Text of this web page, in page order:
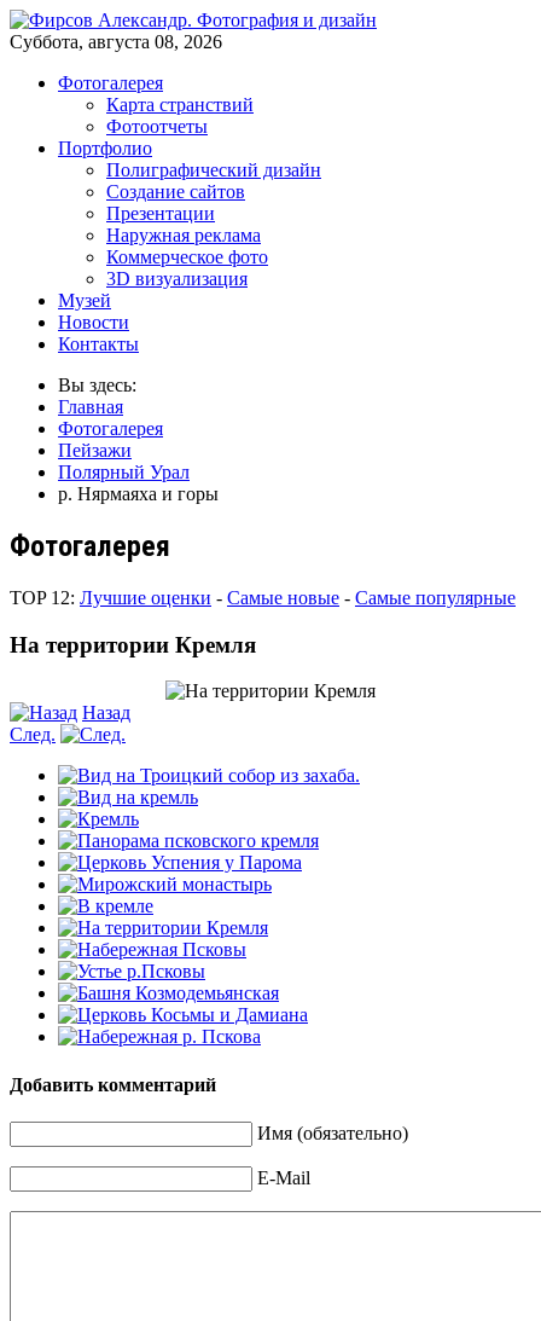
Суббота, августа 08, 2026
Фотогалерея
Карта странствий
Фотоотчеты
Портфолио
Полиграфический дизайн
Создание сайтов
Презентации
Наружная реклама
Коммерческое фото
3D визуализация
Музей
Новости
Контакты
Вы здесь:
Главная
Фотогалерея
Пейзажи
Полярный Урал
р. Нярмаяха и горы
Фотогалерея
TOP 12: Лучшие оценки - Самые новые - Самые популярные
На территории Кремля
Назад
След.
Добавить комментарий
Имя (обязательно)
E-Mail